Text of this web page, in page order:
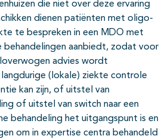
die niet over deze ervaring
dienen patiënten met oligo-
te bespreken in een MDO met
behandelingen aanbiedt, zodat voor
advies wordt
(lokale) ziekte controle
kan zijn, of uitstel van
of uitstel van switch naar een
behandeling het uitgangspunt is en
om in expertise centra behandeld